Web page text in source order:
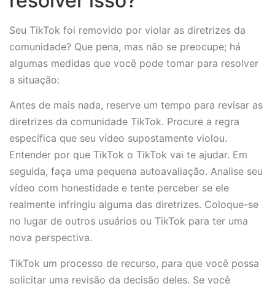
Seu TikTok foi removido por violar as diretrizes da
comunidade? Que pena, mas não se preocupe; há
algumas medidas que você pode tomar para resolver
a situação:
Antes de mais nada, reserve um tempo para revisar as
diretrizes da comunidade TikTok. Procure a regra
específica que seu vídeo supostamente violou.
Entender por que TikTok o TikTok vai te ajudar. Em
seguida, faça uma pequena autoavaliação. Analise seu
vídeo com honestidade e tente perceber se ele
realmente infringiu alguma das diretrizes. Coloque-se
no lugar de outros usuários ou TikTok para ter uma
nova perspectiva.
TikTok um processo de recurso, para que você possa
solicitar uma revisão da decisão deles. Se você